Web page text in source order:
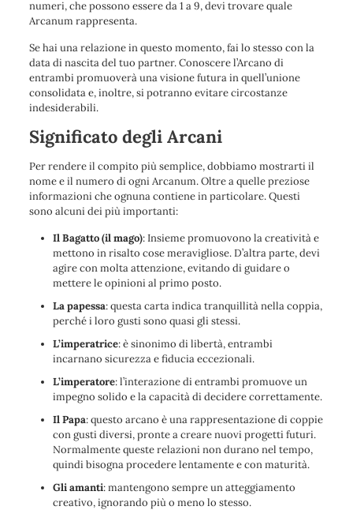
numeri, che possono essere da 1 a 9, devi trovare quale
Arcanum rappresenta.
Se hai una relazione in questo momento, fai lo stesso con la
data di nascita del tuo partner. Conoscere l’Arcano di
entrambi promuoverà una visione futura in quell’unione
consolidata e, inoltre, si potranno evitare circostanze
indesiderabili.
Significato degli Arcani
Per rendere il compito più semplice, dobbiamo mostrarti il ​​
nome e il numero di ogni Arcanum. Oltre a quelle preziose
informazioni che ognuna contiene in particolare. Questi
sono alcuni dei più importanti:
Il Bagatto (il mago): Insieme promuovono la creatività e
mettono in risalto cose meravigliose. D’altra parte, devi
agire con molta attenzione, evitando di guidare o
mettere le opinioni al primo posto.
La papessa: questa carta indica tranquillità nella coppia,
perché i loro gusti sono quasi gli stessi.
L’imperatrice: è sinonimo di libertà, entrambi
incarnano sicurezza e fiducia eccezionali.
L’imperatore: l’interazione di entrambi promuove un
impegno solido e la capacità di decidere correttamente.
Il Papa: questo arcano è una rappresentazione di coppie
con gusti diversi, pronte a creare nuovi progetti futuri.
Normalmente queste relazioni non durano nel tempo,
quindi bisogna procedere lentamente e con maturità.
Gli amanti: mantengono sempre un atteggiamento
creativo, ignorando più o meno lo stesso.